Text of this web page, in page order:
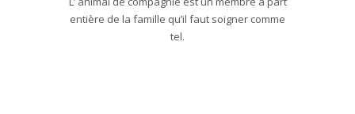
entière de la famille qu’il faut soigner comme
tel.